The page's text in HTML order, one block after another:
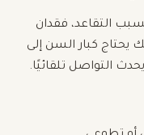
التقاعد، فقدان
يحتاج كبار السن إلى
التواصل تلقائيًا.